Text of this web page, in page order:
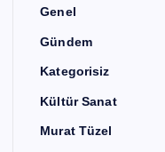
Genel
Gündem
Kategorisiz
Kültür Sanat
Murat Tüzel